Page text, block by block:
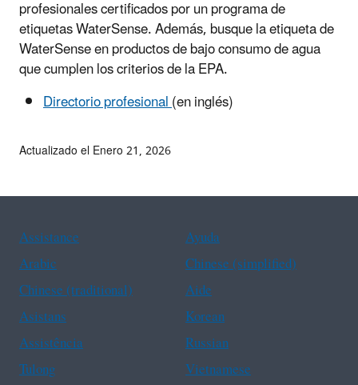
profesionales certificados por un programa de
etiquetas WaterSense. Además, busque la etiqueta de
WaterSense en productos de bajo consumo de agua
que cumplen los criterios de la EPA.
Directorio profesional(en inglés)
Actualizado el Enero 21, 2026
Assistance
Ayuda
Arabic
Chinese (simplified)
Chinese (traditional)
Aide
Asistans
Korean
Assistência
Russian
Tulong
Vietnamese